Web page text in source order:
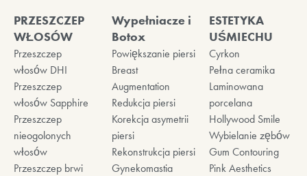
PRZESZCZEP
WŁOSÓW
Przeszczep
włosów DHI
Przeszczep
włosów Sapphire
Przeszczep
nieogolonych
włosów
Przeszczep brwi
Wypełniacze i
Botox
Powiększanie piersi
Breast
Augmentation
Redukcja piersi
Korekcja asymetrii
piersi
Rekonstrukcja piersi
Gynekomastia
ESTETYKA
UŚMIECHU
Cyrkon
Pełna ceramika
Laminowana
porcelana
Hollywood Smile
Wybielanie zębów
Gum Contouring
Pink Aesthetics